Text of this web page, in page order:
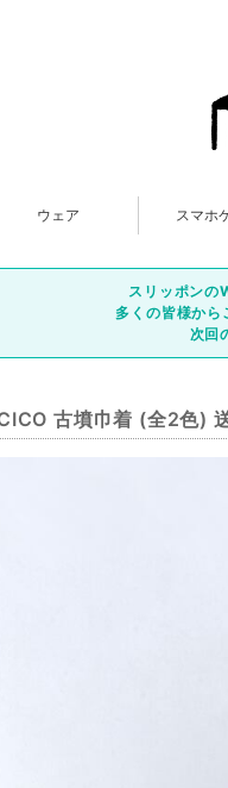
ウェア スマホ
スリッポンの
多くの皆様から
次回
古墳巾着 (全2色)